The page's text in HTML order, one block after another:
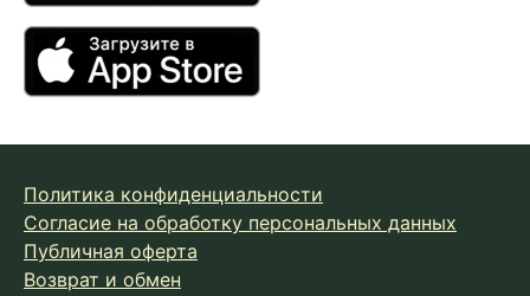
Политика конфиденциальности
Согласие на обработку персональных данных
Публичная оферта
Возврат и обмен